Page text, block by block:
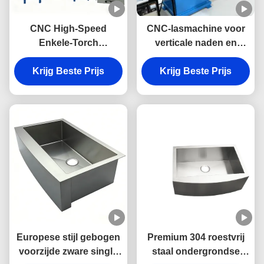
CNC High-Speed
Enkele-Torch
Automatische Basin
Laser Lasser voor
Roestvrijstalen
Krijg Beste Prijs
CNC-lasmachine voor
verticale naden en
onderhoeken - Speciale
lasmachine
Krijg Beste Prijs
Europese stijl gebogen
voorzijde zware single
Premium 304 roestvrij
staal ondergrondse